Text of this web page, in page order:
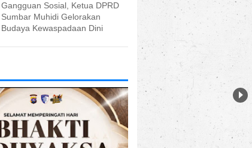
Gangguan Sosial, Ketua DPRD
Sumbar Muhidi Gelorakan
Budaya Kewaspadaan Dini